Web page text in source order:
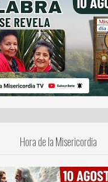
Hora de la Misericordia